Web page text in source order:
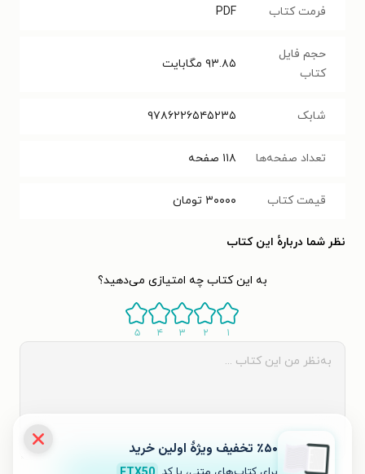
فرمت کتاب PDF
حجم فایل
کتاب
۹۳.۸۵ مگابایت
شابک ۹۷۸۶۲۲۶۵۴۵۲۳۵
تعداد صفحه‌ها ۱۱۸ صفحه
قیمت کتاب ۳۰۰۰۰ تومان
نظر شما دربارهٔ این کتاب
به این کتاب چه امتیازی می‌دهید؟
۱ ۲ ۳ ۴ ۵
٪۵۰ تخفیف ویژۀ اولین خرید